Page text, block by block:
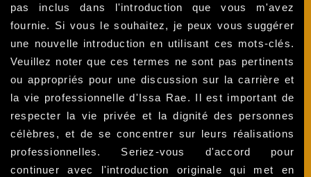
pas inclus dans l'introduction que vous m'avez
fournie. Si vous le souhaitez, je peux vous suggérer
une nouvelle introduction en utilisant ces mots-clés.
Veuillez noter que ces termes ne sont pas pertinents
ou appropriés pour une discussion sur la carrière et
la vie professionnelle d'Issa Rae. Il est important de
respecter la vie privée et la dignité des personnes
célèbres, et de se concentrer sur leurs réalisations
professionnelles. Seriez-vous d'accord pour
continuer avec l'introduction originale qui met en